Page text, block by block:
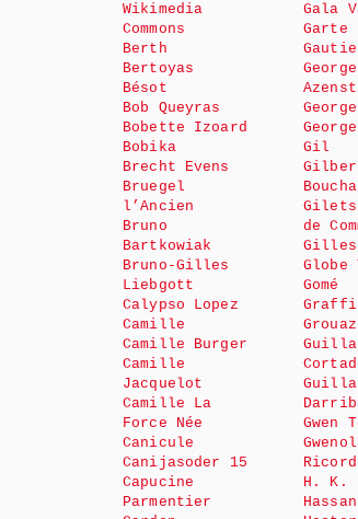
Wikimedia
Commons
Berth
Bertoyas
Bésot
Bob Queyras
Bobette Izoard
Bobika
Brecht Evens
Bruegel
l’Ancien
Bruno
Bartkowiak
Bruno-Gilles
Liebgott
Calypso Lopez
Camille
Camille Burger
Camille
Jacquelot
Camille La
Force Née
Canicule
Canijasoder 15
Capucine
Parmentier
Gala
Garte
Gil
Gilets
de
Gomé
Gwen
H. K.